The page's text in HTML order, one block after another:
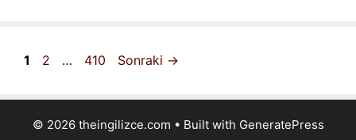
Sayfa
1 Sayfa
2 … Sayfa
410 Sonraki →
© 2026 theingilizce.com • Built with GeneratePress